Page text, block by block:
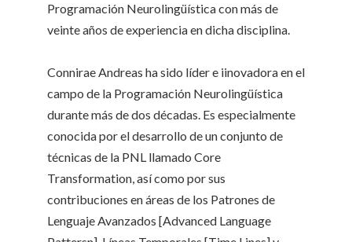
Programación Neurolingüística con más de
veinte años de experiencia en dicha disciplina.
Connirae Andreas ha sido líder e iinovadora en el
campo de la Programación Neurolingüística
durante más de dos décadas. Es especialmente
conocida por el desarrollo de un conjunto de
técnicas de la PNL llamado Core
Transformation, así como por sus
contribuciones en áreas de los Patrones de
Lenguaje Avanzados [Advanced Language